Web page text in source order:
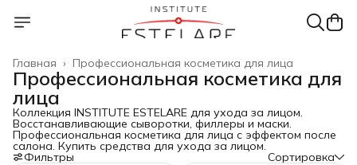
Профессиональная косметика для лица
Главная ›
Профессиональная косметика для
лица
Коллекция INSTITUTE ESTELARE для ухода за лицом.
Восстанавливающие сыворотки, филлеры и маски.
Профессиональная косметика для лица с эффектом после
салона. Купить средства для ухода за лицом.
Фильтры Сортировка